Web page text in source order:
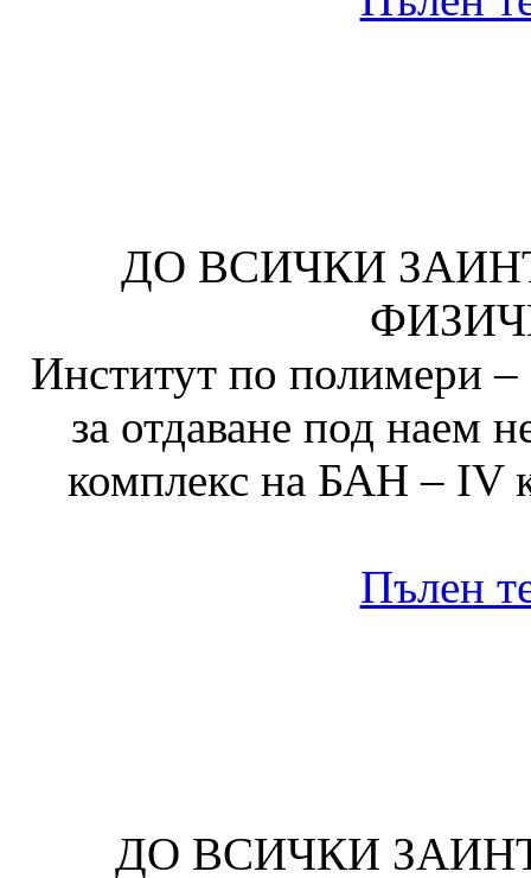
ДО ВСИЧКИ
Институт по полимери
за отдаване под
комплекс на БАН – IV
Пълен
ДО ВСИЧКИ